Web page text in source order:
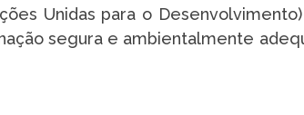
Unidas para o
segura e ambientalmente